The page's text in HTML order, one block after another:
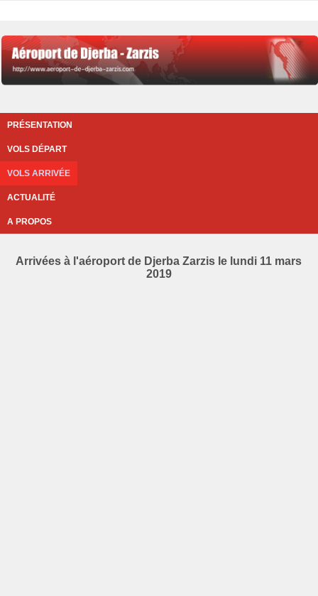
PRÉSENTATION
VOLS DÉPART
VOLS ARRIVÉE
ACTUALITÉ
A PROPOS
Arrivées à l'aéroport de Djerba Zarzis le lundi 11 mars
2019